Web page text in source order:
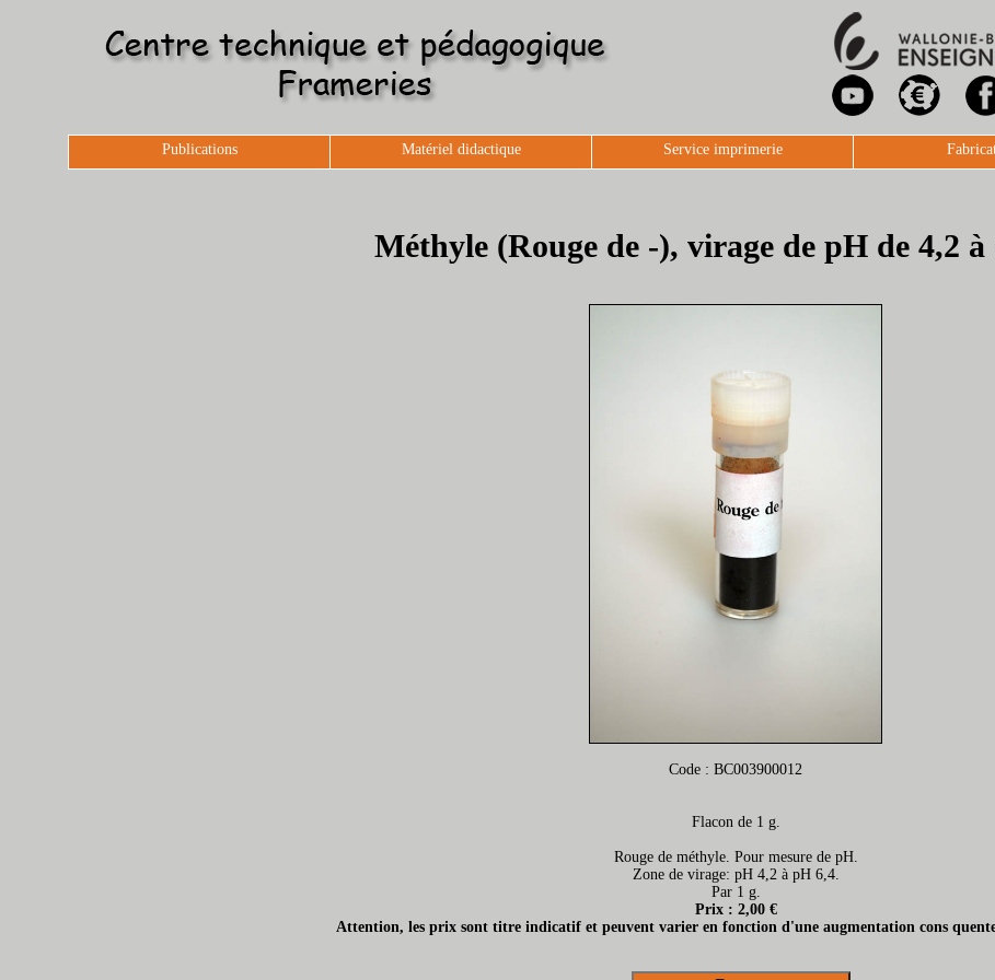
Publications Matériel didactique Service imprimerie
Méthyle (Rouge de -), virage de pH de 4,2 à
Code : BC003900012
Flacon de 1 g.
Rouge de méthyle. Pour mesure de pH.
Zone de virage: pH 4,2 à pH 6,4.
Par 1 g.
Prix : 2,00 €
Attention, les prix sont titre indicatif et peuvent varier en fonction d'une augmentation cons quente